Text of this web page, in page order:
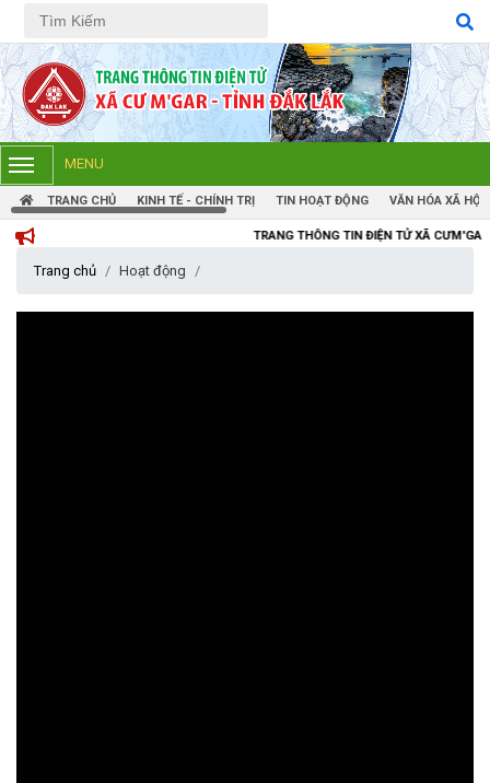
Tiếng Việt Tiếng Anh
MENU
TRANG CHỦ KINH TẾ - CHÍNH TRỊ TIN HOẠT ĐỘNG VĂN HÓA XÃ HỘI
TRANG THÔNG TIN ĐIỆN TỬ XÃ CƯM'GAR, TỈNH ĐẮK
Trang chủ Hoạt động